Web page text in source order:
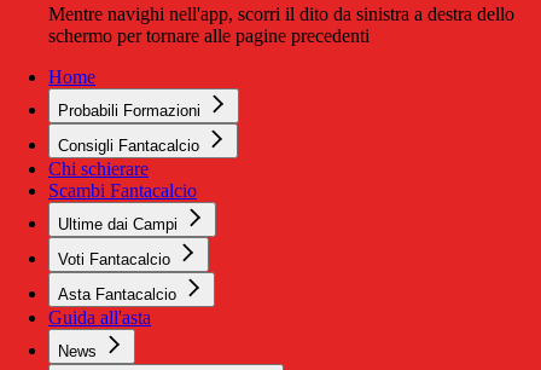
Mentre navighi nell'app, scorri il dito da sinistra a destra dello
schermo per tornare alle pagine precedenti
Home
Probabili Formazioni
Consigli Fantacalcio
Chi schierare
Scambi Fantacalcio
Ultime dai Campi
Voti Fantacalcio
Asta Fantacalcio
Guida all'asta
News